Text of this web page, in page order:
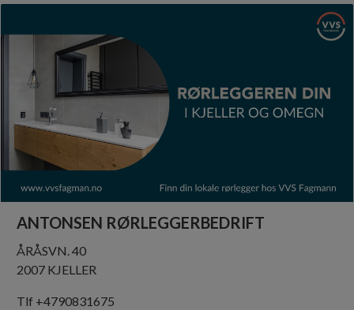
ANTONSEN RØRLEGGERBEDRIFT
ÅRÅSVN. 40
2007 KJELLER
Tlf +4790831675